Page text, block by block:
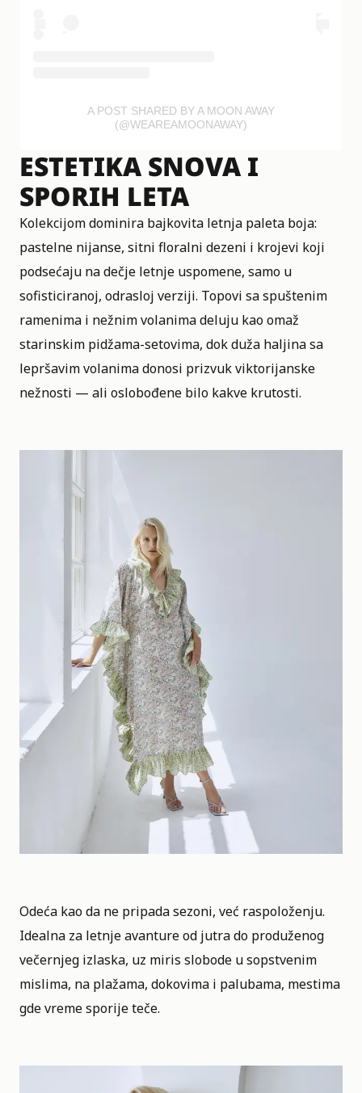
A POST SHARED BY A MOON AWAY
(@WEAREAMOONAWAY)
ESTETIKA SNOVA I
SPORIH LETA
Kolekcijom dominira bajkovita letnja paleta boja:
pastelne nijanse, sitni floralni dezeni i krojevi koji
podsećaju na dečje letnje uspomene, samo u
sofisticiranoj, odrasloj verziji. Topovi sa spuštenim
ramenima i nežnim volanima deluju kao omaž
starinskim pidžama-setovima, dok duža haljina sa
lepršavim volanima donosi prizvuk viktorijanske
nežnosti — ali oslobođene bilo kakve krutosti.
Odeća kao da ne pripada sezoni, već raspoloženju.
Idealna za letnje avanture od jutra do produženog
večernjeg izlaska, uz miris slobode u sopstvenim
mislima, na plažama, dokovima i palubama, mestima
gde vreme sporije teče.